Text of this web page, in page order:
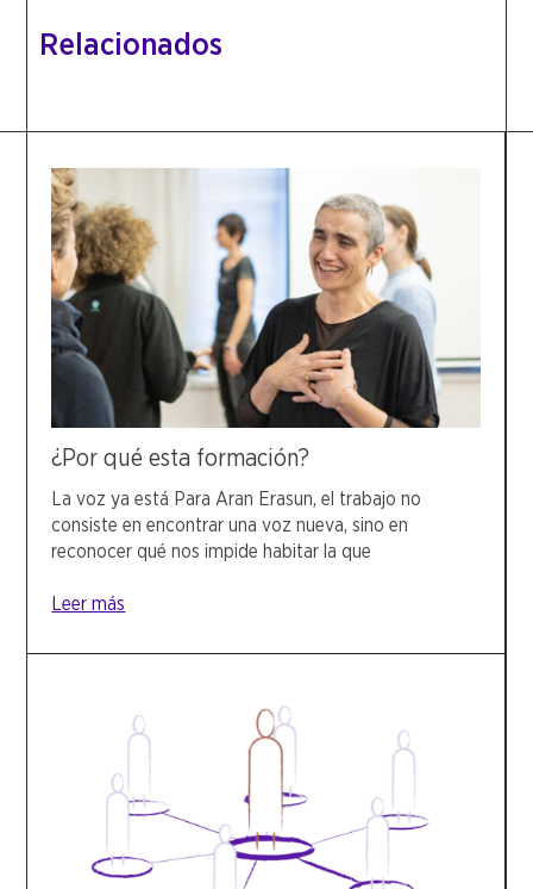
Relacionados
¿Por qué esta formación?
La voz ya está Para Aran Erasun, el trabajo no
consiste en encontrar una voz nueva, sino en
reconocer qué nos impide habitar la que
Leer más